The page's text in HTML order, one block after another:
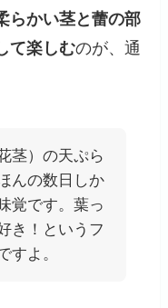
らかい茎と蕾の部
て楽しむのが、通
茎）の天ぷら
んの数日しか
覚です。葉っ
き！というフ
すよ。